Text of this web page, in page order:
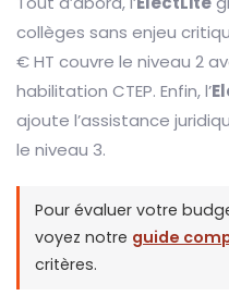
collèges sans enjeu
€ HT couvre le niveau 2
habilitation CTEP. Enfin, l’
ajoute l’assistance
le niveau 3.
Pour évaluer votre
voyez notre guide
critères.